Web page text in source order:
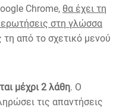
Chrome, θα έχει τη
ερωτήσεις στη γλώσσα
τη από το σχετικό μενού
μέχρι 2 λάθη. Ο
τις απαντήσεις